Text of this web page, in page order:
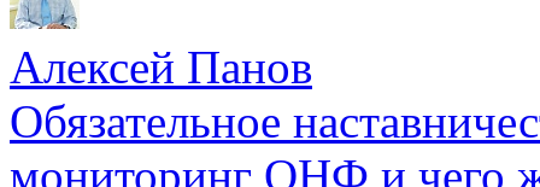
Алексей Панов
Обязательное
мониторинг ОНФ и чего